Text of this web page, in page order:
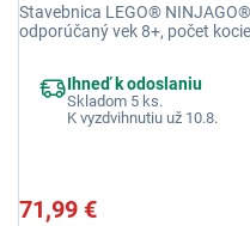
Stavebnica LEGO®
odporúčaný vek 8+, počet
Ihneď k odoslaniu
Skladom 5 ks.
K vyzdvihnutiu už 10.8.
71,99 €